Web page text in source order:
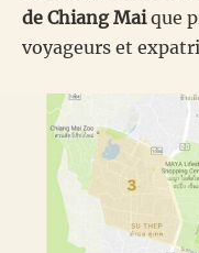
de Chiang Maique
voyageurs et